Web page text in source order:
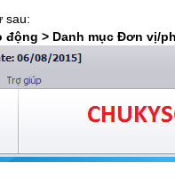
sau:
động > Danh mục Đơn vị/